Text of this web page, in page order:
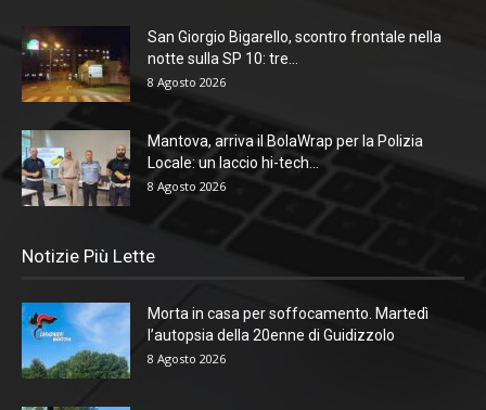
San Giorgio Bigarello, scontro frontale nella
notte sulla SP 10: tre...
8 Agosto 2026
Mantova, arriva il BolaWrap per la Polizia
Locale: un laccio hi-tech...
8 Agosto 2026
Notizie Più Lette
Morta in casa per soffocamento. Martedì
l’autopsia della 20enne di Guidizzolo
8 Agosto 2026